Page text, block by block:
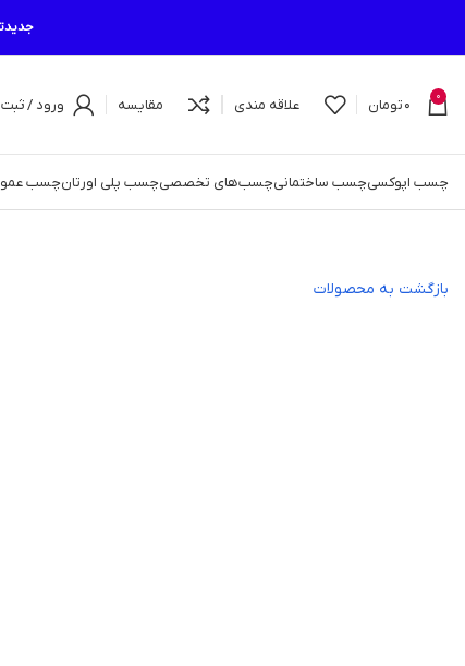
0
0تومان علاقه مندی مقایسه ورود / ثبت
چسب اپوکسیچسب ساختمانیچسب‌های تخصصیچسب پلی اورتانچسب
بازگشت به محصولات